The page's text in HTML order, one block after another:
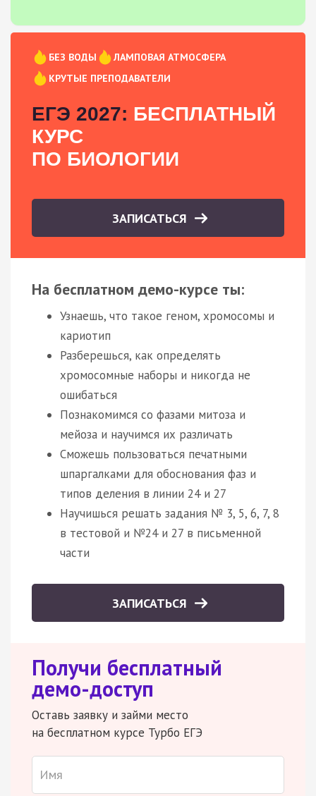
БЕЗ ВОДЫ
ЛАМПОВАЯ АТМОСФЕРА
КРУТЫЕ ПРЕПОДАВАТЕЛИ
ЕГЭ 2027: БЕСПЛАТНЫЙ
КУРС
ПО БИОЛОГИИ
ЗАПИСАТЬСЯ
На бесплатном демо-курсе ты:
Узнаешь, что такое геном, хромосомы и
кариотип
Разберешься, как определять
хромосомные наборы и никогда не
ошибаться
Познакомимся со фазами митоза и
мейоза и научимся их различать
Сможешь пользоваться печатными
шпаргалками для обоснования фаз и
типов деления в линии 24 и 27
Научишься решать задания № 3, 5, 6, 7, 8
в тестовой и №24 и 27 в письменной
части
ЗАПИСАТЬСЯ
Получи бесплатный
демо-доступ
Оставь заявку и займи место
на бесплатном курсе Турбо ЕГЭ